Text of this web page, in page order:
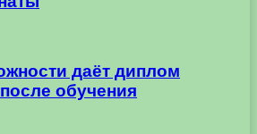
даёт диплом
обучения